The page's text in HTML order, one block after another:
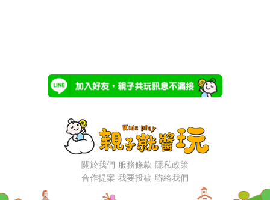
關於我們 服務條款 隱私政策
合作提案 我要投稿 聯絡我們